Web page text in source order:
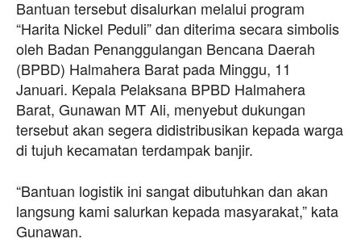
Bantuan tersebut disalurkan melalui program
“Harita Nickel Peduli” dan diterima secara simbolis
oleh Badan Penanggulangan Bencana Daerah
(BPBD) Halmahera Barat pada Minggu, 11
Januari. Kepala Pelaksana BPBD Halmahera
Barat, Gunawan MT Ali, menyebut dukungan
tersebut akan segera didistribusikan kepada warga
di tujuh kecamatan terdampak banjir.
“Bantuan logistik ini sangat dibutuhkan dan akan
langsung kami salurkan kepada masyarakat,” kata
Gunawan.